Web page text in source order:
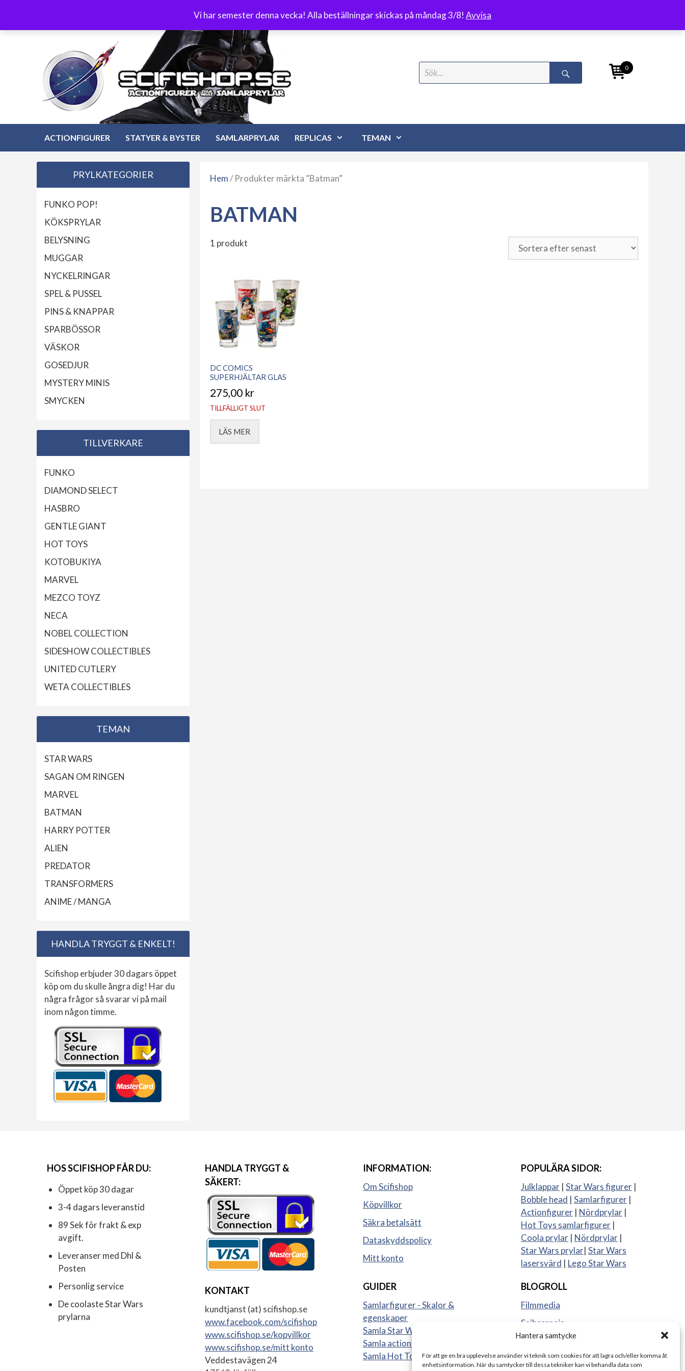
Hantera samtycke
För att ge en bra upplevelse använder vi teknik som cookies för att lagra och/eller komma åt
enhetsinformation. När du samtycker till dessa tekniker kan vi behandla data som
Vi har semester denna vecka! Alla beställningar skickas på måndag 3/8! Avvisa
innehåll
Öppet köp 30 dagar Frakt 89 kr
Search
for:
0
ACTIONFIGURER STATYER & BYSTER SAMLARPRYLAR REPLICAS TEMAN
Hem/ Produkter märkta ”Batman”
BATMAN
1 produkt
DC COMICS
SUPERHJÄLTAR GLAS
275,00 kr
TILLFÄLLIGT SLUT
LÄS MER
PRYLKATEGORIER
FUNKO POP!
KÖKSPRYLAR
BELYSNING
MUGGAR
NYCKELRINGAR
SPEL & PUSSEL
PINS & KNAPPAR
SPARBÖSSOR
VÄSKOR
GOSEDJUR
MYSTERY MINIS
SMYCKEN
TILLVERKARE
FUNKO
DIAMOND SELECT
HASBRO
GENTLE GIANT
HOT TOYS
KOTOBUKIYA
MARVEL
MEZCO TOYZ
NECA
NOBEL COLLECTION
SIDESHOW COLLECTIBLES
UNITED CUTLERY
WETA COLLECTIBLES
TEMAN
STAR WARS
SAGAN OM RINGEN
MARVEL
BATMAN
HARRY POTTER
ALIEN
PREDATOR
TRANSFORMERS
ANIME / MANGA
HANDLA TRYGGT & ENKELT!
Scifishop erbjuder 30 dagars öppet
köp om du skulle ångra dig! Har du
några frågor så svarar vi på mail
inom någon timme.
HOS SCIFISHOP FÅR DU:
Öppet köp 30 dagar
3-4 dagars leveranstid
89 Sek för frakt & exp
avgift.
Leveranser med Dhl &
Posten
Personlig service
De coolaste Star Wars
prylarna
HANDLA TRYGGT &
SÄKERT:
KONTAKT
kundtjanst (at) scifishop.se
www.facebook.com/scifishop
www.scifishop.se/kopvillkor
www.scifishop.se/mitt konto
Veddestavägen 24
INFORMATION:
Om Scifishop
Köpvillkor
Säkra betalsätt
Dataskyddspolicy
Mitt konto
GUIDER
Samlarfigurer - Skalor &
egenskaper
Samla Star Wars figurer
Samla actionfigurer
Samla Hot Toys
POPULÄRA SIDOR:
Julklappar | Star Wars figurer |
Bobble head | Samlarfigurer |
Actionfigurer | Nördprylar |
Hot Toys samlarfigurer |
Coola prylar | Nördprylar |
Star Wars prylar| Star Wars
lasersvärd | Lego Star Wars
BLOGROLL
Filmmedia
Sajberspejs
Strange things